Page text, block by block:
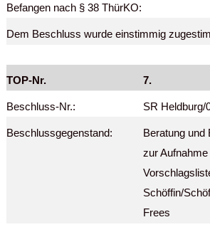
Befangen nach § 38 ThürKO:
Dem Beschluss wurde einstimmig
TOP-Nr. 7.
Beschluss-Nr.: SR Heldburg/
Beschlussgegenstand:
Beratung
zur Aufnahme
Schöffin/
Frees